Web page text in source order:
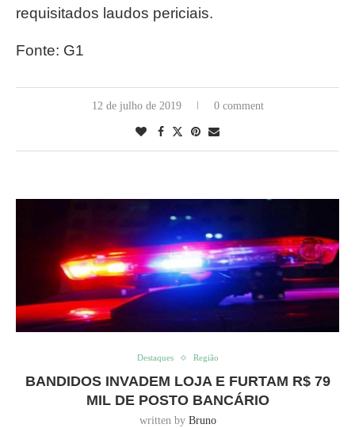
requisitados laudos periciais.
Fonte: G1
12 de julho de 2019 0 comment
Destaques Região
BANDIDOS INVADEM LOJA E FURTAM R$ 79
MIL DE POSTO BANCÁRIO
written by Bruno